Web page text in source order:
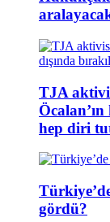
TJA
Öcalan’ın
hep diri
gördü?